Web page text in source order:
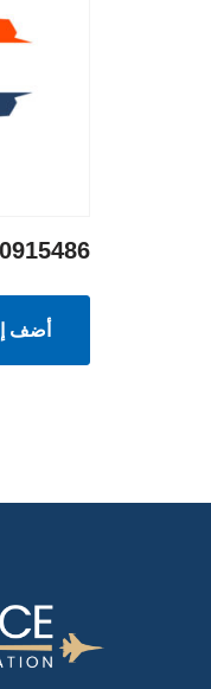
أضف